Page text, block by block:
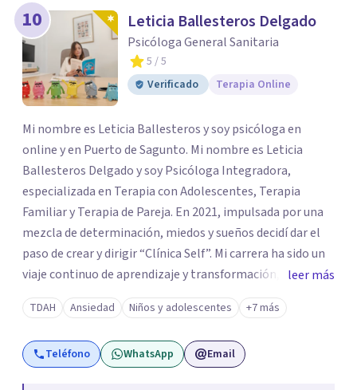
10 Leticia Ballesteros Delgado
Psicóloga General Sanitaria
5 / 5
Verificado
Terapia Online
Mi nombre es Leticia Ballesteros y soy psicóloga en
online y en Puerto de Sagunto. Mi nombre es Leticia
Ballesteros Delgado y soy Psicóloga Integradora,
especializada en Terapia con Adolescentes, Terapia
Familiar y Terapia de Pareja. En 2021, impulsada por una
mezcla de determinación, miedos y sueños decidí dar el
paso de crear y dirigir “Clínica Self”. Mi carrera ha sido un
viaje continuo de aprendizaje y transformación,
moldeado por másters, especializaciones y experiencias
que han reafirmado mi verdadera vocación: acompañar a
familias y adolescentes en sus momentos más cruciales,
guiándolos hacia relaciones más saludables y un
leer más
TDAH Ansiedad Niños y adolescentes +7 más
Teléfono WhatsApp Email